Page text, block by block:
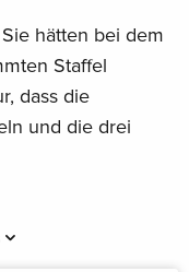
hätten bei dem
Staffel
dass die
und die drei